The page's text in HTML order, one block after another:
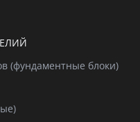
(фундаментные блоки)